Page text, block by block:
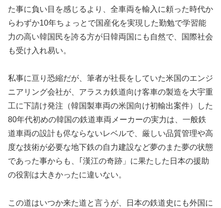
た事に負い目を感じるより、全車両を輸入に頼った時代か
らわずか10年ちょっとで国産化を実現した勤勉で学習能
力の高い韓国民を誇る方が日韓両国にも自然で、国際社会
も受け入れ易い。
私事に亘り恐縮だが、筆者が社長をしていた米国のエンジ
ニアリング会社が、アラスカ鉄道向け客車の製造を大宇重
工に下請け発注（韓国製車両の米国向け初輸出案件）した
80年代初めの韓国の鉄道車両メーカーの実力は、一般鉄
道車両の設計も侭ならないレベルで、厳しい品質管理や高
度な技術が必要な地下鉄の自力建設など夢のまた夢の状態
であった事からも、｢漢江の奇跡」に果たした日本の援助
の役割は大きかったに違いない。
この道はいつか来た道と言うが、日本の鉄道史にも外国に